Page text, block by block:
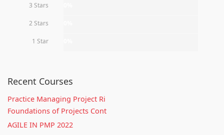
3 Stars
2 Stars
1 Star
Recent Courses
Practice Managing Project Ri
Foundations of Projects Cont
AGILE IN PMP 2022